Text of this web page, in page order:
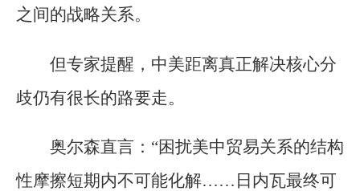
之间的战略关系。
但专家提醒，中美距离真正解决核心分
歧仍有很长的路要走。
奥尔森直言：“困扰美中贸易关系的结构
性摩擦短期内不可能化解……日内瓦最终可